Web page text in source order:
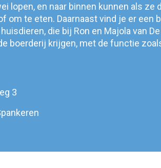
lopen, en naar binnen kunnen als
om te eten. Daarnaast vind je er een
die bij Ron en Majola van
boerderij krijgen, met de functie
3